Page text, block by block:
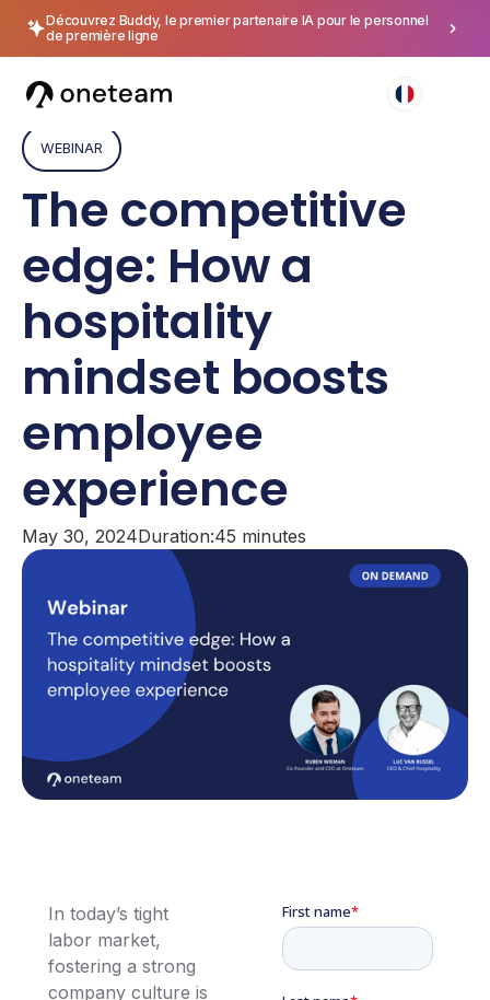
Découvrez Buddy, le premier partenaire IA pour le personnel
de première ligne
WEBINAR
The competitive
edge: How a
hospitality
mindset boosts
employee
experience
May 30, 2024Duration:45 minutes
In today’s tight
labor market,
fostering a strong
company culture is